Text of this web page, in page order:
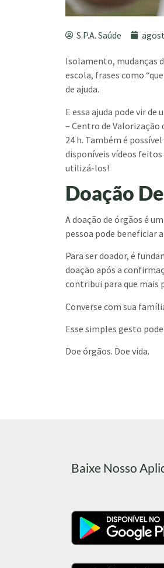
S.P.A. Saúde
Isolamento, mudanças
escola, frases como
de ajuda.
E essa ajuda pode vir
– Centro de Valorização
24 h. Também é
disponíveis vídeos feitos
utilizá-los!
Doação
A doação de órgãos é
pessoa pode beneficiar
Para ser doador, é
doação após a
contribui para que mais
Converse com sua
Esse simples gesto
Doe órgãos. Doe vida.
Baixe Nosso